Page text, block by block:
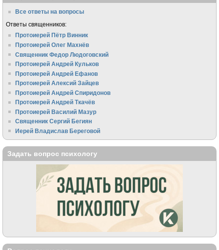
Все ответы на вопросы
Ответы священников:
Протоиерей Пётр Винник
Протоиерей Олег Махнёв
Священник Федор Людоговский
Протоиерей Андрей Кульков
Протоиерей Андрей Ефанов
Протоиерей Алексий Зайцев
Протоиерей Андрей Спиридонов
Протоиерей Андрей Ткачёв
Протоиерей Василий Мазур
Священник Сергий Бегиян
Иерей Владислав Береговой
Задать вопрос психологу